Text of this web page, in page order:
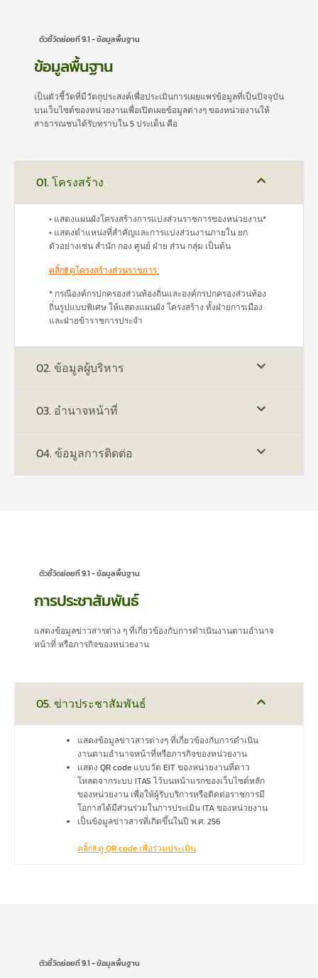
ตัวชี้วัดย่อยที่ 9.1 - ข้อมูลพื้นฐาน
ข้อมูลพื้นฐาน
เป็นตัวชี้วัดที่มีวัตถุประสงค์เพื่อประเมินการเผยแพร่ข้อมูลที่เป็นปัจจุบัน
บนเว็บไซต์ของหน่วยงานเพื่อเปิดเผยข้อมูลต่างๆ ของหน่วยงานให้
สาธารณชนได้รับทราบใน 5 ประเด็น คือ
01. โครงสร้าง
• แสดงแผนผังโครงสร้างการแบ่งส่วนราชการของหน่วยงาน*
• แสดงตำแหน่งที่สำคัญและการแบ่งส่วนงานภายใน ยก
ตัวอย่างเช่น สำนัก กอง ศูนย์ ฝ่าย ส่วน กลุ่ม เป็นต้น
คลิ้ก!! ดูโครงสร้างส่วนราชการ
* กรณีองค์กรปกครองส่วนท้องถิ่นและองค์กรปกครองส่วนท้อง
ถิ่นรูปแบบพิเศษ ให้แสดงแผนผัง โครงสร้าง ทั้งฝ่ายการเมือง
และฝ่ายข้าราชการประจำ
02. ข้อมูลผู้บริหาร
03. อำนาจหน้าที่
04. ข้อมูลการติดต่อ
ตัวชี้วัดย่อยที่ 9.1 - ข้อมูลพื้นฐาน
การประชาสัมพันธ์
แสดงข้อมูลข่าวสารต่าง ๆ ที่เกี่ยวข้องกับการดำเนินงานตามอำนาจ
หน้าที่ หรือภารกิจของหน่วยงาน
05. ข่าวประชาสัมพันธ์
แสดงข้อมูลข่าวสารต่างๆ ที่เกี่ยวข้องกับการดำเนิน
งานตามอำนาจหน้าที่หรือภารกิจของหน่วยงาน
แสดง QR code แบบวัด EIT ของหน่วยงานที่ดาว
โหลดจากระบบ ITAS ไว้บนหน้าแรกของเว็บไซต์หลัก
ของหน่วยงาน เพื่อให้ผู้รับบริการหรือติดต่อราชการมี
โอกาสได้มีส่วนร่วมในการประเมิน ITA ของหน่วยงาน
เป็นข้อมูลข่าวสารที่เกิดขึ้นในปี พ.ศ. 256
คลิ้ก!! ดู QR code เพื่อร่วมประเมิน
ตัวชี้วัดย่อยที่ 9.1 - ข้อมูลพื้นฐาน